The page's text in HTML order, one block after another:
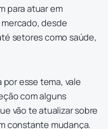
para atuar em
desde
setores como saúde,
por esse tema, vale
com alguns
vão te atualizar sobre
constante mudança.